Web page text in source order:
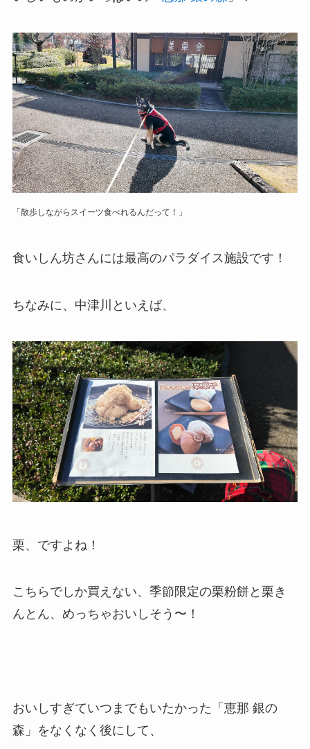
「散歩しながらスイーツ食べれるんだって！」
食いしん坊さんには最高のパラダイス施設です！
ちなみに、中津川といえば、
栗、ですよね！
こちらでしか買えない、季節限定の栗粉餅と栗き
んとん、めっちゃおいしそう〜！
おいしすぎていつまでもいたかった「恵那 銀の
森」をなくなく後にして、